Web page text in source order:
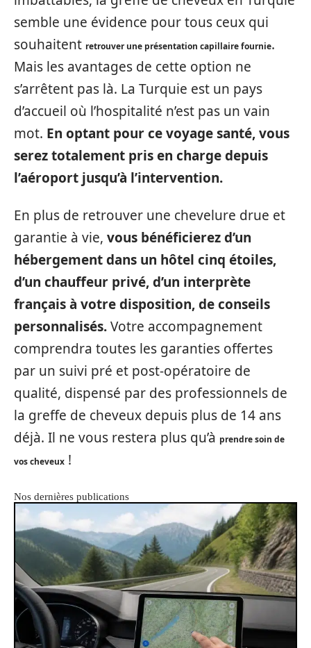
semble une évidence pour tous ceux qui
souhaitent retrouver une présentation capillaire fournie.
Mais les avantages de cette option ne
s’arrêtent pas là. La Turquie est un pays
d’accueil où l’hospitalité n’est pas un vain
mot. En optant pour ce voyage santé, vous
serez totalement pris en charge depuis
l’aéroport jusqu’à l’intervention.
En plus de retrouver une chevelure drue et
garantie à vie, vous bénéficierez d’un
hébergement dans un hôtel cinq étoiles,
d’un chauffeur privé, d’un interprète
français à votre disposition, de conseils
personnalisés.Votre accompagnement
comprendra toutes les garanties offertes
par un suivi pré et post-opératoire de
qualité, dispensé par des professionnels de
la greffe de cheveux depuis plus de 14 ans
déjà. Il ne vous restera plus qu’à prendre soin de
vos cheveux !
Nos dernières publications